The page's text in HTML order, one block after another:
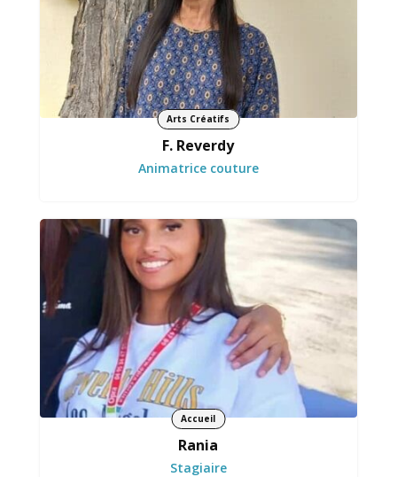
Arts Créatifs
F. Reverdy
Animatrice couture
Accueil
Rania
Stagiaire